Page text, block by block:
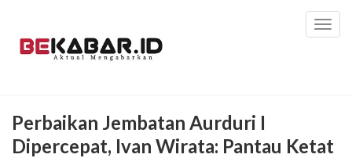
Perbaikan Jembatan Aurduri I
Dipercepat, Ivan Wirata: Pantau Ketat